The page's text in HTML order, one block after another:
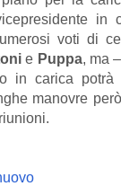
in
voti di
e Puppa, ma
in carica
manovre